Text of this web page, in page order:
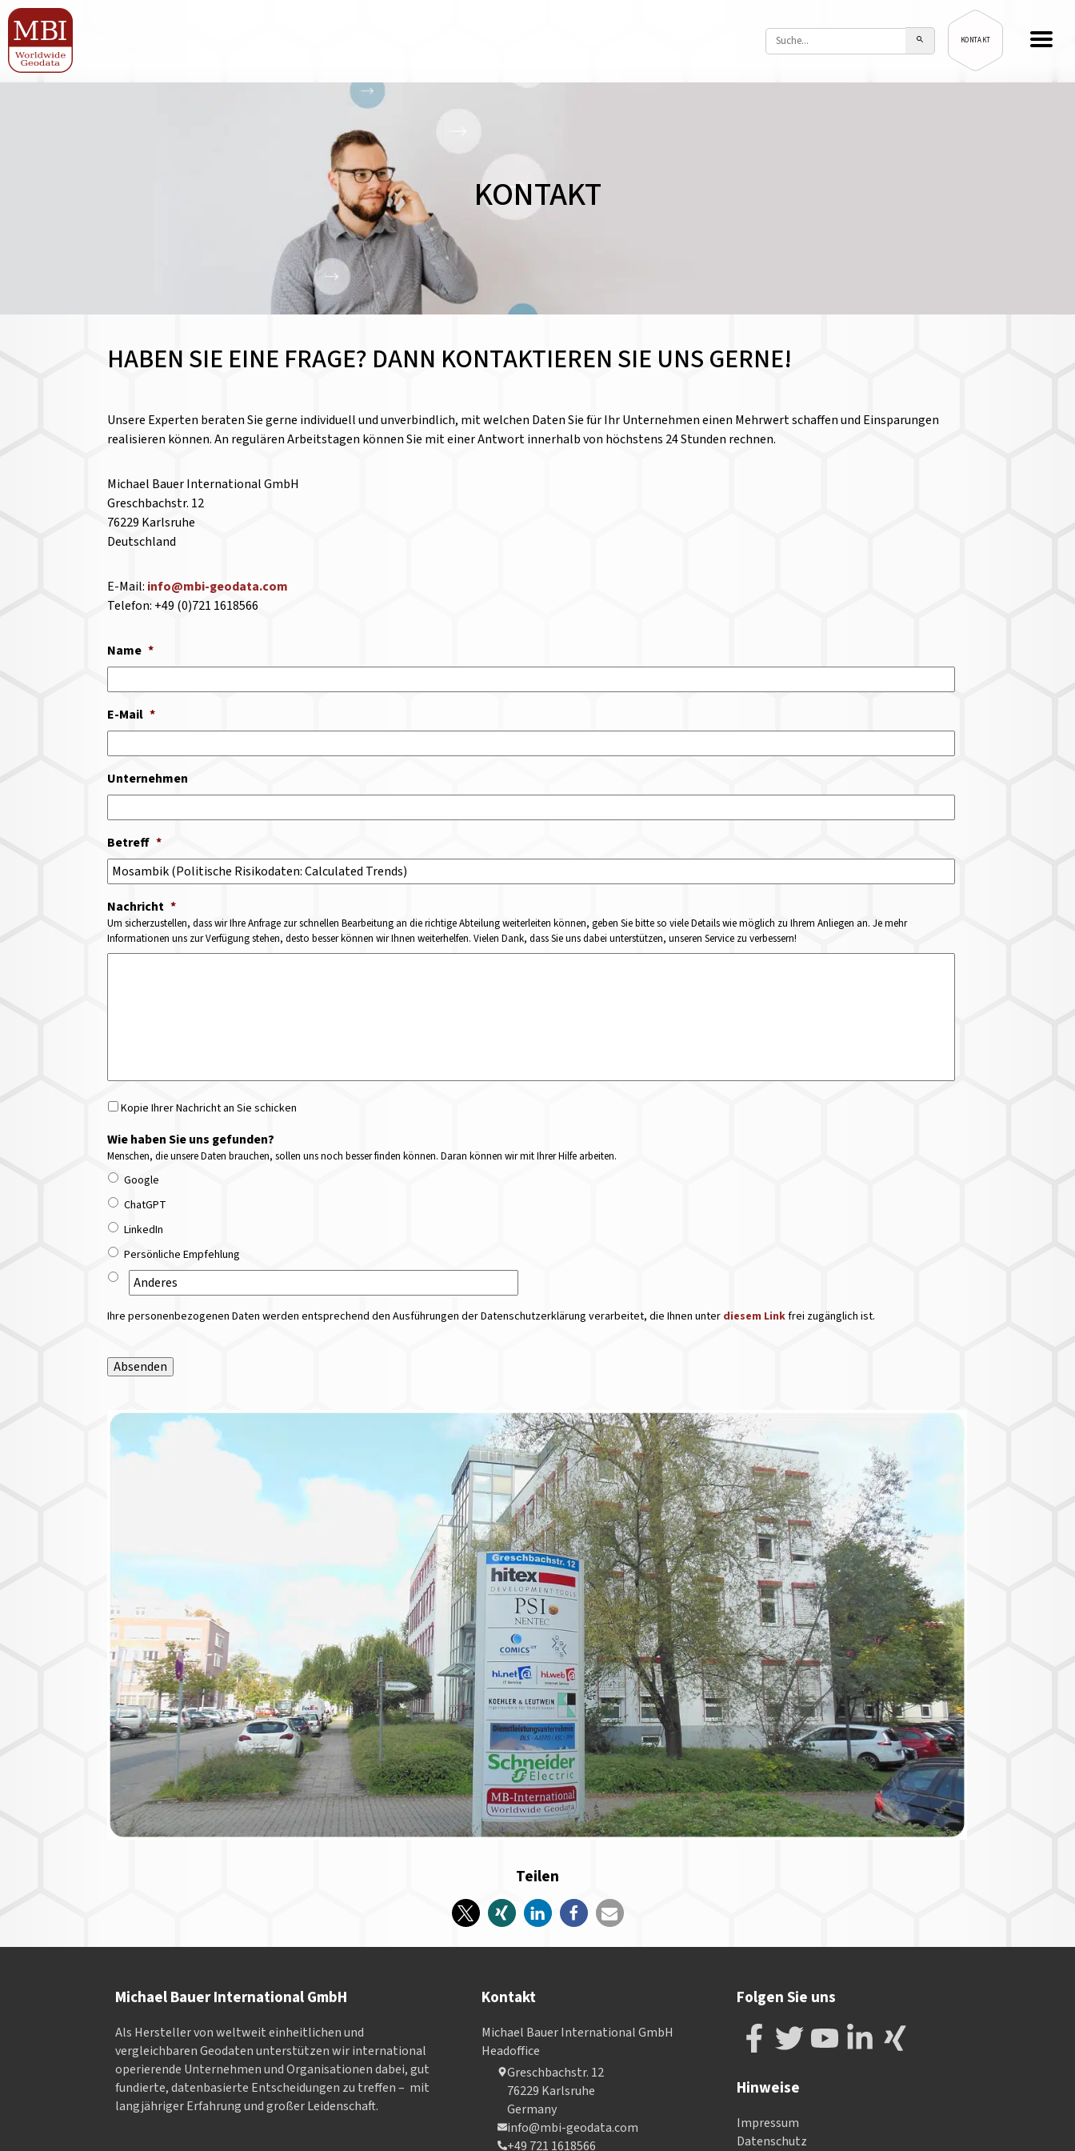
KONTAKT
KONTAKT
HABEN SIE EINE FRAGE? DANN KONTAKTIEREN SIE UNS GERNE!
Unsere Experten beraten Sie gerne individuell und unverbindlich, mit welchen Daten Sie für Ihr Unternehmen einen Mehrwert schaffen und Einsparungen
realisieren können. An regulären Arbeitstagen können Sie mit einer Antwort innerhalb von höchstens 24 Stunden rechnen.
Michael Bauer International GmbH
Greschbachstr. 12
76229 Karlsruhe
Deutschland
E-Mail: info@mbi-geodata.com
Telefon: +49 (0)721 1618566
Name *
E-Mail *
Unternehmen
Betreff *
Nachricht *
Um sicherzustellen, dass wir Ihre Anfrage zur schnellen Bearbeitung an die richtige Abteilung weiterleiten können, geben Sie bitte so viele Details wie möglich zu Ihrem Anliegen an. Je mehr
Informationen uns zur Verfügung stehen, desto besser können wir Ihnen weiterhelfen. Vielen Dank, dass Sie uns dabei unterstützen, unseren Service zu verbessern!
Kopie Ihrer Nachricht an Sie schicken
Wie haben Sie uns gefunden?
Menschen, die unsere Daten brauchen, sollen uns noch besser finden können. Daran können wir mit Ihrer Hilfe arbeiten.
Google
ChatGPT
LinkedIn
Persönliche Empfehlung
Ihre personenbezogenen Daten werden entsprechend den Ausführungen der Datenschutzerklärung verarbeitet, die Ihnen unter diesem Linkfrei zugänglich ist.
Absenden
Teilen
Michael Bauer International GmbH
Als Hersteller von weltweit einheitlichen und
vergleichbaren Geodaten un­ter­stüt­zen wir in­ter­na­tional
ope­rieren­de Un­ter­neh­men und Or­ga­nisa­tionen dabei, gut
fundierte, datenbasierte Entscheidungen zu treffen – mit
langjähriger Erfahrung und großer Leidenschaft.
Kontakt
Michael Bauer International GmbH
Headoffice
Greschbachstr. 12
76229 Karlsruhe
Germany
info@mbi-geodata.com
+49 721 1618566
Folgen Sie uns
Hinweise
Impressum
Datenschutz